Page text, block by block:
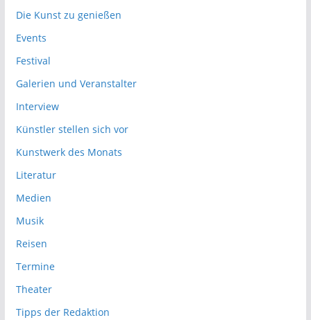
Die Kunst zu genießen
Events
Festival
Galerien und Veranstalter
Interview
Künstler stellen sich vor
Kunstwerk des Monats
Literatur
Medien
Musik
Reisen
Termine
Theater
Tipps der Redaktion